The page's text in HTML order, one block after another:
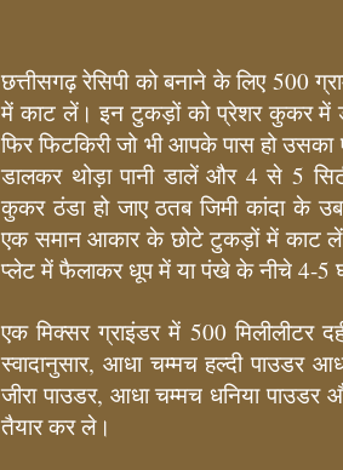
छत्तीसगढ़ रेसिपी को बनाने के लिए 500
में काट लें। इन टुकड़ों को प्रेशर कुकर में
फिर फिटकिरी जो भी आपके पास हो
डालकर थोड़ा पानी डालें और 4 से 5
कुकर ठंडा हो जाए ठतब जिमी कांदा के
एक समान आकार के छोटे टुकड़ों में काट
प्लेट में फैलाकर धूप में या पंखे के नीचे 4-
एक मिक्सर ग्राइंडर में 500
स्वादानुसार, आधा चम्मच हल्दी पाउडर
जीरा पाउडर, आधा चम्मच धनिया पाउडर
तैयार कर ले।